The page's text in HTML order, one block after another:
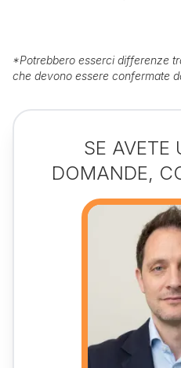
*Potrebbero esserci differenze
che devono essere confermate
SE AVETE
DOMANDE,